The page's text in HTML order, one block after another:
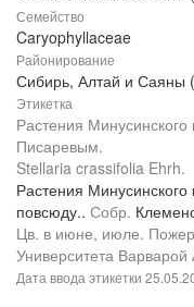
Семейство
Caryophyllaceae
Районирование
Сибирь, Алтай и Саяны
Этикетка
Растения
Писаревым.
Stellaria crassifolia Ehrh.
Растения
повсюду.. Собр.
Цв. в июне, июле.
Университета
Дата ввода этикетки